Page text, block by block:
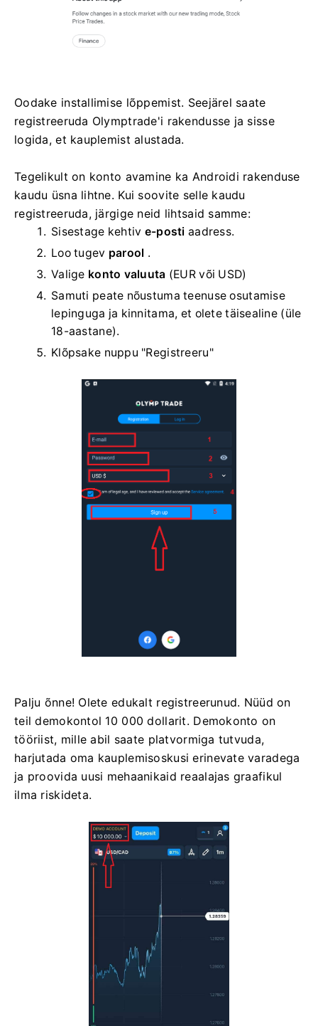
Oodake installimise lõppemist. Seejärel saate
registreeruda Olymptrade'i rakendusse ja sisse
logida, et kauplemist alustada.
Tegelikult on konto avamine ka Androidi rakenduse
kaudu üsna lihtne. Kui soovite selle kaudu
registreeruda, järgige neid lihtsaid samme:
Sisestage kehtiv e-posti aadress.
Loo tugev parool .
Valige konto valuuta (EUR või USD)
Samuti peate nõustuma teenuse osutamise
lepinguga ja kinnitama, et olete täisealine (üle
18-aastane).
Klõpsake nuppu "Registreeru"
Palju õnne! Olete edukalt registreerunud. Nüüd on
teil demokontol 10 000 dollarit. Demokonto on
tööriist, mille abil saate platvormiga tutvuda,
harjutada oma kauplemisoskusi erinevate varadega
ja proovida uusi mehaanikaid reaalajas graafikul
ilma riskideta.